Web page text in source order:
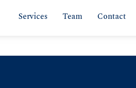
Services Team Contact